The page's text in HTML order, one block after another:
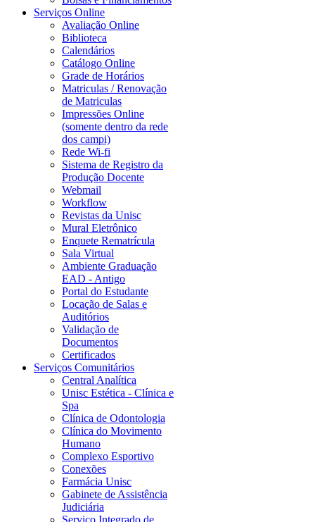
Serviços Online
Avaliação Online
Biblioteca
Calendários
Catálogo Online
Grade de Horários
Matriculas / Renovação
de Matriculas
Impressões Online
(somente dentro da rede
dos campi)
Rede Wi-fi
Sistema de Registro da
Produção Docente
Webmail
Workflow
Revistas da Unisc
Mural Eletrônico
Enquete Rematrícula
Sala Virtual
Ambiente Graduação
EAD - Antigo
Portal do Estudante
Locação de Salas e
Auditórios
Validação de
Documentos
Certificados
Serviços Comunitários
Central Analítica
Unisc Estética - Clínica e
Spa
Clínica de Odontologia
Clínica do Movimento
Humano
Complexo Esportivo
Conexões
Farmácia Unisc
Gabinete de Assistência
Judiciária
Serviço Integrado de